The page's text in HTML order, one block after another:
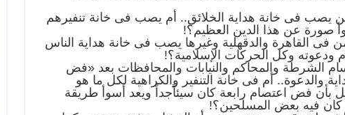
يصب فى خانة هداية الخلائق.. أم يصب فى خانة تنفيرهم
صورة عن هذا الدين العظيم؟!
فى القاهرة والدقهلية وغيرها يصب فى خانة هداية الناس
ودعوته وكل الحركات الإسلامية؟!
الشرطة والمحاكم والنيابات والمحافظات بعد «فض
والدعوة.. أم فى خانة التنفير والكراهية لكل ما هو
بأن فض اعتصام رابعة كان سيئاًجداً ويعد أسوأ طريقة
فيه بعض المسلحين؟!